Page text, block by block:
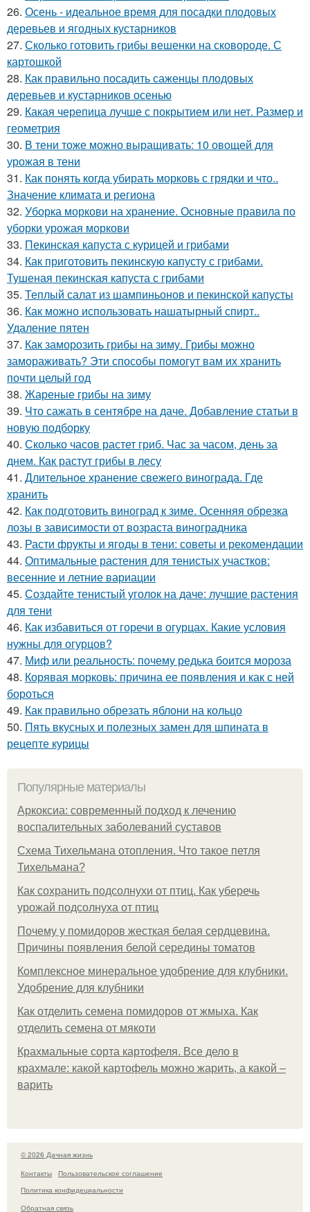
26. Осень - идеальное время для посадки плодовых
деревьев и ягодных кустарников
27. Сколько готовить грибы вешенки на сковороде. С
картошкой
28. Как правильно посадить саженцы плодовых
деревьев и кустарников осенью
29. Какая черепица лучше с покрытием или нет. Размер и
геометрия
30. В тени тоже можно выращивать: 10 овощей для
урожая в тени
31. Как понять когда убирать морковь с грядки и что..
Значение климата и региона
32. Уборка моркови на хранение. Основные правила по
уборки урожая моркови
33. Пекинская капуста с курицей и грибами
34. Как приготовить пекинскую капусту с грибами.
Тушеная пекинская капуста с грибами
35. Теплый салат из шампиньонов и пекинской капусты
36. Как можно использовать нашатырный спирт..
Удаление пятен
37. Как заморозить грибы на зиму. Грибы можно
замораживать? Эти способы помогут вам их хранить
почти целый год
38. Жареные грибы на зиму
39. Что сажать в сентябре на даче. Добавление статьи в
новую подборку
40. Сколько часов растет гриб. Час за часом, день за
днем. Как растут грибы в лесу
41. Длительное хранение свежего винограда. Где
хранить
42. Как подготовить виноград к зиме. Осенняя обрезка
лозы в зависимости от возраста виноградника
43. Расти фрукты и ягоды в тени: советы и рекомендации
44. Оптимальные растения для тенистых участков:
весенние и летние вариации
45. Создайте тенистый уголок на даче: лучшие растения
для тени
46. Как избавиться от горечи в огурцах. Какие условия
нужны для огурцов?
47. Миф или реальность: почему редька боится мороза
48. Корявая морковь: причина ее появления и как с ней
бороться
49. Как правильно обрезать яблони на кольцо
50. Пять вкусных и полезных замен для шпината в
рецепте курицы
Популярные материалы
Аркоксиа: современный подход к лечению
воспалительных заболеваний суставов
Схема Тихельмана отопления. Что такое петля
Тихельмана?
Как сохранить подсолнухи от птиц. Как уберечь
урожай подсолнуха от птиц
Почему у помидоров жесткая белая сердцевина.
Причины появления белой середины томатов
Комплексное минеральное удобрение для клубники.
Удобрение для клубники
Как отделить семена помидоров от жмыха. Как
отделить семена от мякоти
Крахмальные сорта картофеля. Все дело в
крахмале: какой картофель можно жарить, а какой –
варить
© 2026 Дачная жизнь
Контакты
Пользовательское соглашение
Политика конфидециальности
Обратная связь